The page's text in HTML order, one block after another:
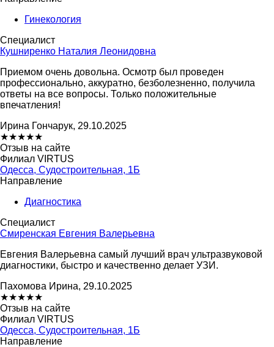
Гинекология
Специалист
Кушниренко Наталия Леонидовна
Приемом очень довольна. Осмотр был проведен
профессионально, аккуратно, безболезненно, получила
ответы на все вопросы. Только положительные
впечатления!
Ирина Гончарук, 29.10.2025
★★★★★
Отзыв на сайте
Филиал VIRTUS
Одесса, Судостроительная, 1Б
Направление
Диагностика
Специалист
Смиренская Евгения Валерьевна
Евгения Валерьевна самый лучший врач ультразвуковой
диагностики, быстро и качественно делает УЗИ.
Пахомова Ирина, 29.10.2025
★★★★★
Отзыв на сайте
Филиал VIRTUS
Одесса, Судостроительная, 1Б
Направление